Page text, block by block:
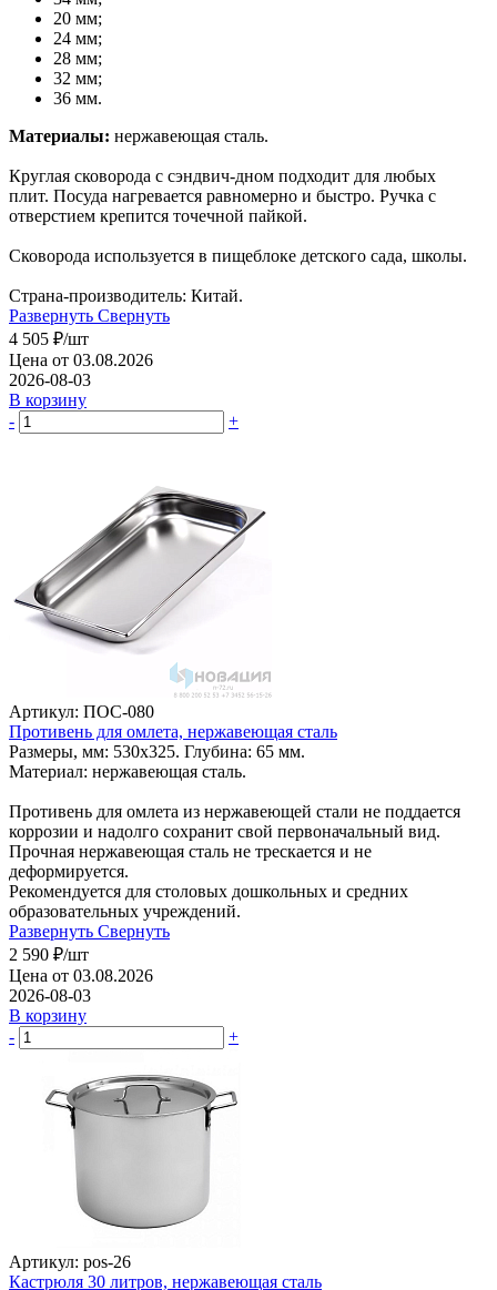
20 мм;
24 мм;
28 мм;
32 мм;
36 мм.
Материалы: нержавеющая сталь.
Круглая сковорода с сэндвич-дном подходит для любых
плит. Посуда нагревается равномерно и быстро. Ручка с
отверстием крепится точечной пайкой.
Сковорода используется в пищеблоке детского сада, школы.
Страна-производитель: Китай.
Развернуть Свернуть
4 505 ₽/шт
Цена от 03.08.2026
2026-08-03
В корзину
-
+
Артикул: ПОС-080
Противень для омлета, нержавеющая сталь
Размеры, мм: 530х325. Глубина: 65 мм.
Материал: нержавеющая сталь.
Противень для омлета из нержавеющей стали не поддается
коррозии и надолго сохранит свой первоначальный вид.
Прочная нержавеющая сталь не трескается и не
деформируется.
Рекомендуется для столовых дошкольных и средних
образовательных учреждений.
Развернуть Свернуть
2 590 ₽/шт
Цена от 03.08.2026
2026-08-03
В корзину
-
+
Артикул: pos-26
Кастрюля 30 литров, нержавеющая сталь